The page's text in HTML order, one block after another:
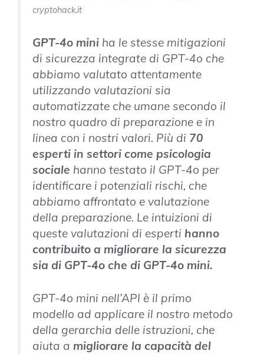
cryptohack.it
GPT-4o mini ha le stesse mitigazioni
di sicurezza integrate di GPT-4o che
abbiamo valutato attentamente
utilizzando valutazioni sia
automatizzate che umane secondo il
nostro quadro di preparazione e in
linea con i nostri valori. Più di 70
esperti in settori come psicologia
sociale hanno testato il GPT-4o per
identificare i potenziali rischi, che
abbiamo affrontato e valutazione
della preparazione. Le intuizioni di
queste valutazioni di esperti hanno
contribuito a migliorare la sicurezza
sia di GPT-4o che di GPT-4o mini.
GPT-4o mini nell’API è il primo
modello ad applicare il nostro metodo
della gerarchia delle istruzioni, che
aiuta a migliorare la capacità del